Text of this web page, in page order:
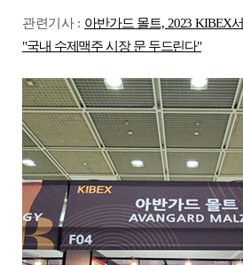
관련기사 : 아반가드 몰트, 2023 KIBEX
"국내 수제맥주 시장 문 두드린다"